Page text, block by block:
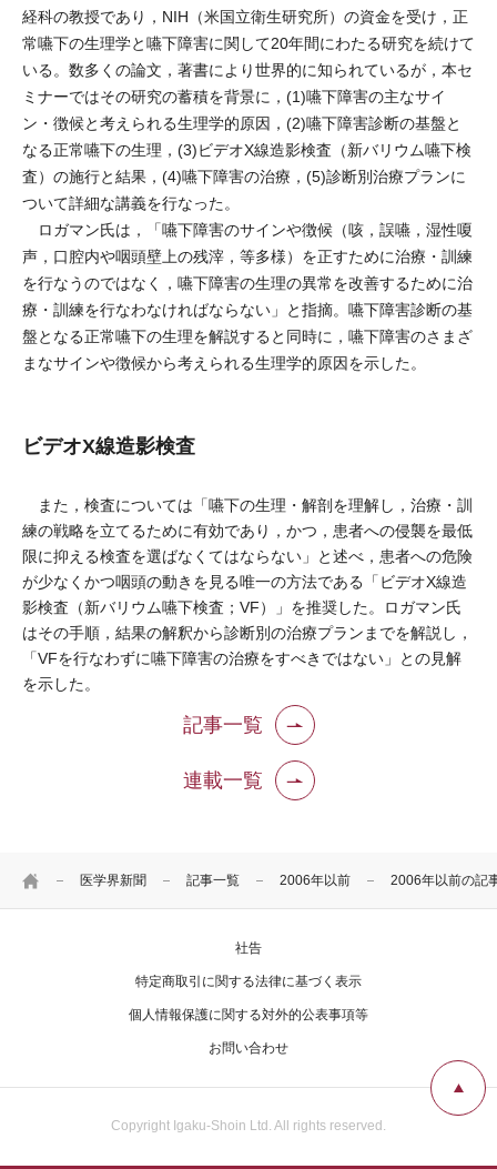
HOME 医学界新聞 記事一覧 2006年以前 2006年以前の記
経科の教授であり，NIH（米国立衛生研究所）の資金を受け，正
常嚥下の生理学と嚥下障害に関して20年間にわたる研究を続けて
いる。数多くの論文，著書により世界的に知られているが，本セ
ミナーではその研究の蓄積を背景に，(1)嚥下障害の主なサイ
ン・徴候と考えられる生理学的原因，(2)嚥下障害診断の基盤と
なる正常嚥下の生理，(3)ビデオX線造影検査（新バリウム嚥下検
査）の施行と結果，(4)嚥下障害の治療，(5)診断別治療プランに
ついて詳細な講義を行なった。
ロガマン氏は，「嚥下障害のサインや徴候（咳，誤嚥，湿性嗄
声，口腔内や咽頭壁上の残滓，等多様）を正すために治療・訓練
を行なうのではなく，嚥下障害の生理の異常を改善するために治
療・訓練を行なわなければならない」と指摘。嚥下障害診断の基
盤となる正常嚥下の生理を解説すると同時に，嚥下障害のさまざ
まなサインや徴候から考えられる生理学的原因を示した。
ビデオX線造影検査
また，検査については「嚥下の生理・解剖を理解し，治療・訓
練の戦略を立てるために有効であり，かつ，患者への侵襲を最低
限に抑える検査を選ばなくてはならない」と述べ，患者への危険
が少なくかつ咽頭の動きを見る唯一の方法である「ビデオX線造
影検査（新バリウム嚥下検査；VF）」を推奨した。ロガマン氏
はその手順，結果の解釈から診断別の治療プランまでを解説し，
「VFを行なわずに嚥下障害の治療をすべきではない」との見解
を示した。
記事一覧
連載一覧
社告
特定商取引に関する法律に基づく表示
個人情報保護に関する対外的公表事項等
お問い合わせ
Copyright Igaku-Shoin Ltd. All rights reserved.